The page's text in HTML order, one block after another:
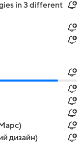
in 3 different
дизайн)